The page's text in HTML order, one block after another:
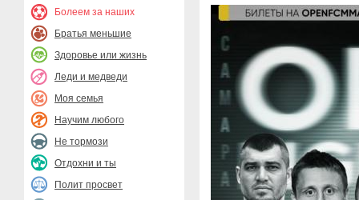
Болеем за наших
Братья меньшие
Здоровье или жизнь
Леди и медведи
Моя семья
Научим любого
Не тормози
Отдохни и ты
Полит просвет